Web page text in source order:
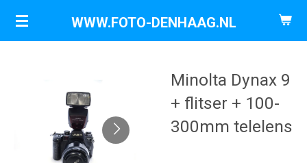
Ga
hoofdinhoud
WWW.FOTO-DENHAAG.NL
Minolta Dynax 9
+ flitser + 100-
300mm telelens